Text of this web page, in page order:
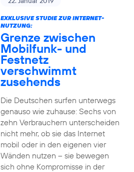
EXKLUSIVE STUDIE ZUR INTERNET-
NUTZUNG:
Grenze zwischen
Mobilfunk- und
Festnetz
verschwimmt
zusehends
Die Deutschen surfen unterwegs
genauso wie zuhause: Sechs von
zehn Verbrauchern unterscheiden
nicht mehr, ob sie das Internet
mobil oder in den eigenen vier
Wänden nutzen – sie bewegen
sich ohne Kompromisse in der